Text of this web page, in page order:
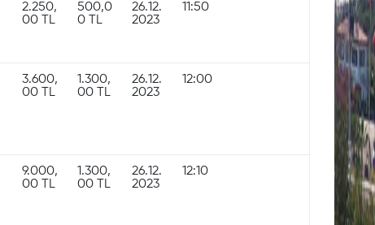
2.250,
00 TL
500,0
0 TL
26.12.
2023
11:50
3.600,
00 TL
1.300,
00 TL
26.12.
2023
12:00
9.000,
00 TL
1.300,
00 TL
26.12.
2023
12:10